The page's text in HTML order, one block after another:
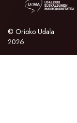
© Orioko Udala
2026